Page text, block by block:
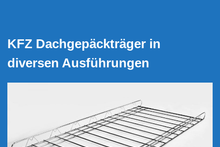
KFZ Dachgepäckträger in
diversen Ausführungen